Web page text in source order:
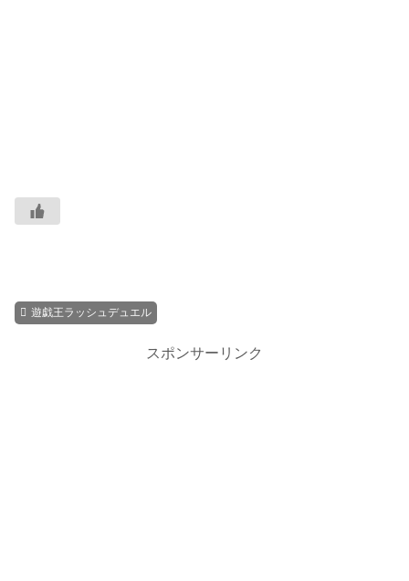
遊戯王ラッシュデュエル
スポンサーリンク